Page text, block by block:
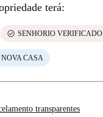
terá:
check_circle SENHORIO VERIFICADO
CASA
transparentes